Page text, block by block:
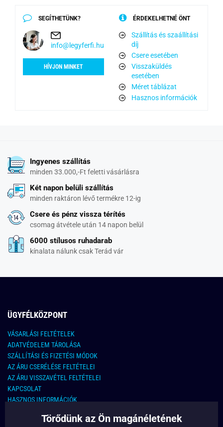
SEGÍTHETÜNK?
info@legyferfi.hu
HÍVJON MINKET
ÉRDEKELHETNÉ ÖNT
Szállítás és szaállítási
díj
Csere esetében
Visszaküldés
esetében
Méret táblázat
Hasznos információk
Ingyenes szállítás
minden 33.000,-Ft feletti vásárlásra
Két napon belüli szállítás
minden raktáron lévő termékre 12-ig
Csere és pénz vissza térítés
csomag átvétele után 14 napon belül
6000 stílusos ruhadarab
kínalata nálunk csak Terád vár
ÜGYFÉLKÖZPONT
VÁSARLÁSI FELTÉTELEK
ADATVÉDELEM TÁROLÁSA
SZÁLLÍTÁSI ÉS FIZETÉSI MÓDOK
AZ ÁRU CSERÉLÉSE FELTÉTELEI
AZ ÁRU VISSZAVÉTEL FELTÉTELEI
KAPCSOLAT
HASZNOS INFORMÁCIÓK
KAPCSOLATTörődünk az Ön magánéletének